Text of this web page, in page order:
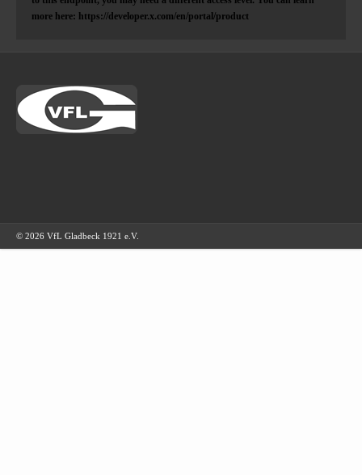
more here: https://developer.x.com/en/portal/product
© 2026 VfL Gladbeck 1921 e.V.